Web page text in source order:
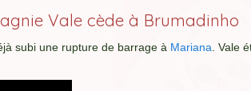
Vale cède à Brumadinho
subi une rupture de barrage à Mariana. Vale